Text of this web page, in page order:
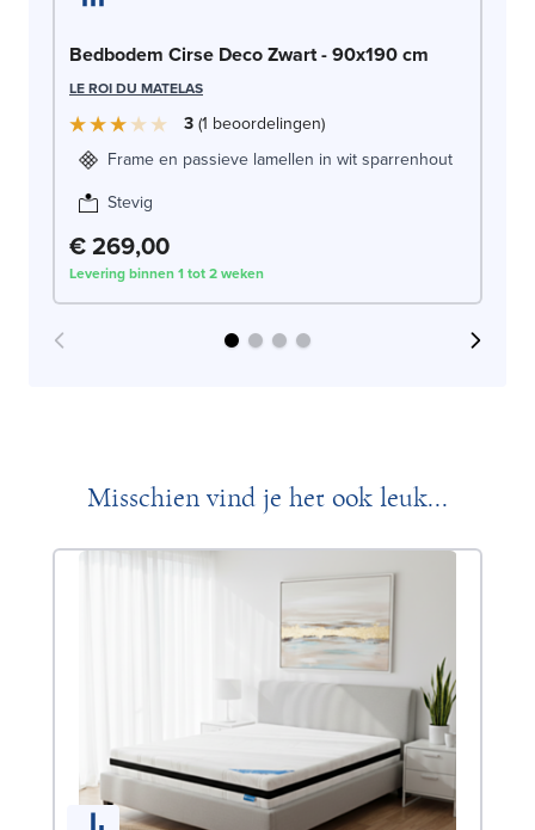
Bedbodem Cirse Deco Zwart - 90x190 cm
LE ROI DU MATELAS
3 1 beoordelingen
Frame en passieve lamellen in wit sparrenhout
Stevig
€ 269,00
Levering binnen 1 tot 2 weken
Misschien vind je het ook leuk...